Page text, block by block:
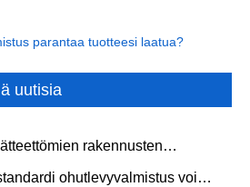
parantaa tuotteesi laatua?
uutisia
rakennusten
ohutlevyvalmistus voi